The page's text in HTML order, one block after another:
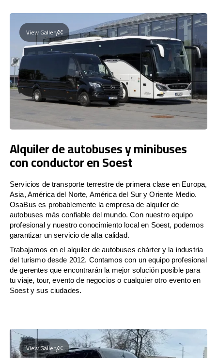
View Gallery
Alquiler de autobuses y minibuses
con conductor en Soest
Servicios de transporte terrestre de primera clase en Europa,
Asia, América del Norte, América del Sur y Oriente Medio.
OsaBus es probablemente la empresa de alquiler de
autobuses más confiable del mundo. Con nuestro equipo
profesional y nuestro conocimiento local en Soest, podemos
garantizar un servicio de alta calidad.
Trabajamos en el alquiler de autobuses chárter y la industria
del turismo desde 2012. Contamos con un equipo profesional
de gerentes que encontrarán la mejor solución posible para
tu viaje, tour, evento de negocios o cualquier otro evento en
Soest y sus ciudades.
View Gallery